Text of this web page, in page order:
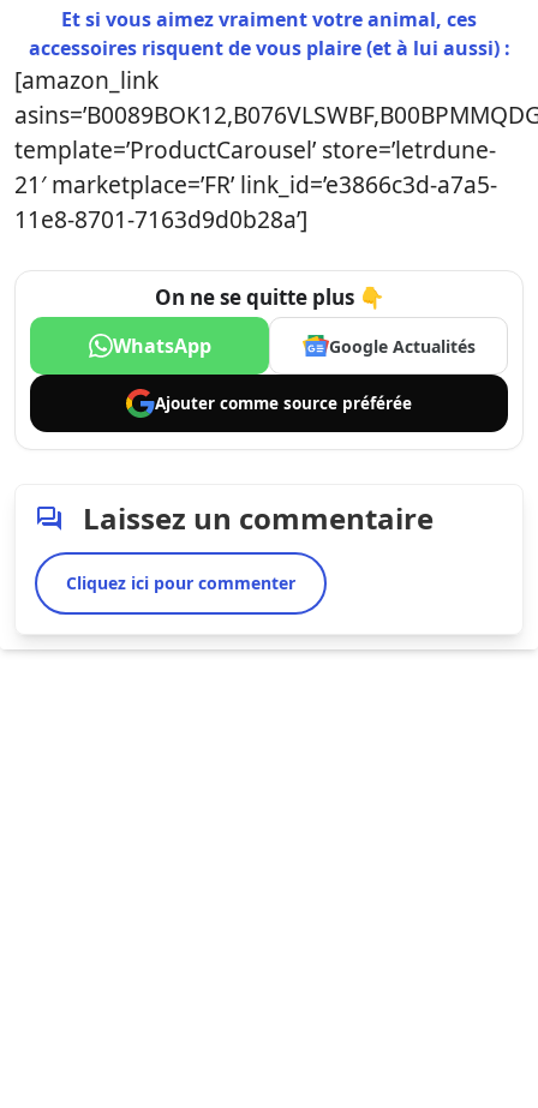
Et si vous aimez vraiment votre animal, ces
accessoires risquent de vous plaire (et à lui aussi) :
[amazon_link
template=’ProductCarousel’ store=’letrdune-
21′ marketplace=’FR’ link_id=’e3866c3d-a7a5-
11e8-8701-7163d9d0b28a’]
On ne se quitte plus 👇
WhatsApp Google Actualités
Ajouter comme source préférée
Laissez un commentaire
Cliquez ici pour commenter